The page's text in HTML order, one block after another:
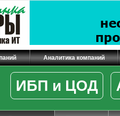
Аналитика компаний
ИБП и ЦОД